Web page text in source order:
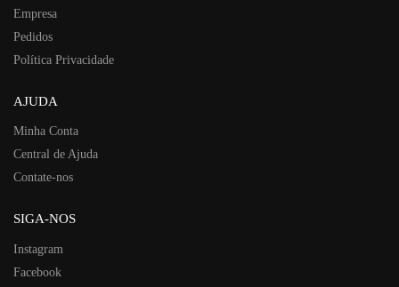
Empresa
Pedidos
Política Privacidade
AJUDA
Minha Conta
Central de Ajuda
Contate-nos
SIGA-NOS
Instagram
Facebook